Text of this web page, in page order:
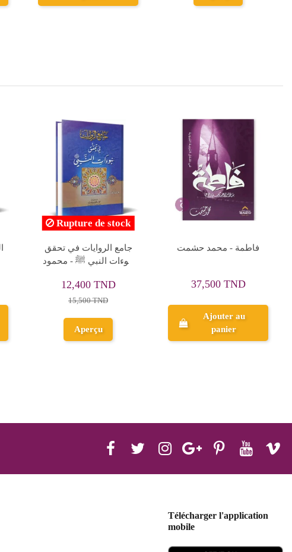
الاسلوب الفني في تصوير
القرآن لغزوات النبي ﷺ -
14,112 TND
Ajouter au
panier
Rupture de stock
سيرة الرسول للكبار و
16,587 TND
Aperçu
Télécharger l'application
mobile